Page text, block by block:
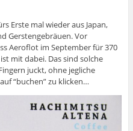
Erste mal wieder aus Japan,
Gerstengebräuen. Vor
Aeroflot im September für 370
mit dabei. Das sind solche
juckt, ohne jegliche
“buchen” zu klicken…